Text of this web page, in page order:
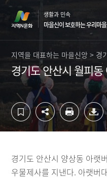
컨
영
바
기
하
역
로
생활과 민속
마을신이 보호하는 우리마
지역을 대표하는 마을신앙 > 경
경기도 안산시 월피
경기도 안산시 양상동 아랫
우물제사를 지낸다. 아랫버